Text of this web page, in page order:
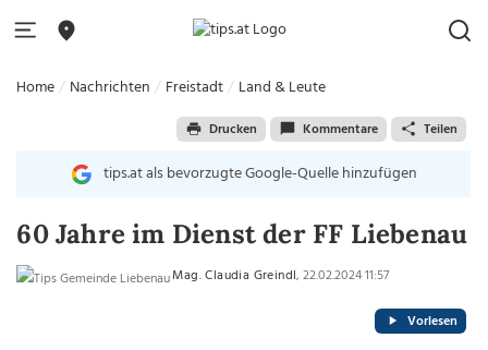
Home Nachrichten Freistadt Land & Leute
Drucken Kommentare Teilen
tips.at als bevorzugte Google-Quelle hinzufügen
60 Jahre im Dienst der FF Liebenau
Mag. Claudia Greindl, 22.02.2024 11:57
Vorlesen